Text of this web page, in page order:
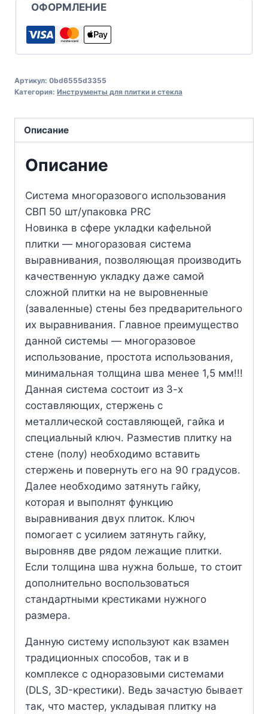
ОФОРМЛЕНИЕ
Артикул: 0bd6555d3355
Категория: Инструменты для плитки и стекла
Описание
Описание
Система многоразового использования
CВП 50 шт/упаковка PRC
Новинка в сфере укладки кафельной
плитки — многоразовая система
выравнивания, позволяющая производить
качественную укладку даже самой
сложной плитки на не выровненные
(заваленные) стены без предварительного
их выравнивания. Главное преимущество
данной системы — многоразовое
использование, простота использования,
минимальная толщина шва менее 1,5 мм!!!
Данная система состоит из 3-х
составляющих, стержень с
металлической составляющей, гайка и
специальный ключ. Разместив плитку на
стене (полу) необходимо вставить
стержень и повернуть его на 90 градусов.
Далее необходимо затянуть гайку,
которая и выполнят функцию
выравнивания двух плиток. Ключ
помогает с усилием затянуть гайку,
выровняв две рядом лежащие плитки.
Если толщина шва нужна больше, то стоит
дополнительно воспользоваться
стандартными крестиками нужного
размера.
Данную систему используют как взамен
традиционных способов, так и в
комплексе с одноразовыми системами
(DLS, 3D-крестики). Ведь зачастую бывает
так, что мастер, укладывая плитку на